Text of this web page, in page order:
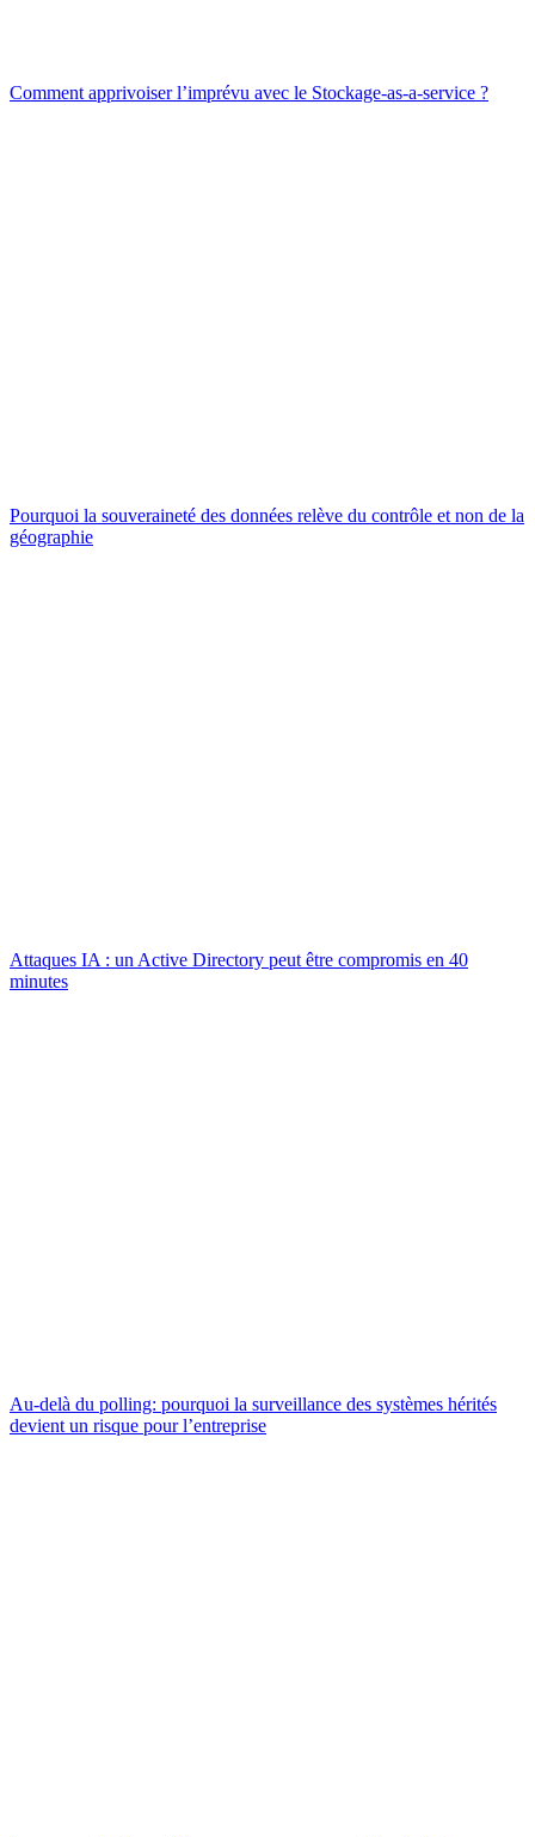
Comment apprivoiser l’imprévu avec le Stockage-as-a-service ?
Pourquoi la souveraineté des données relève du contrôle et non de la
géographie
Attaques IA : un Active Directory peut être compromis en 40
minutes
Au-delà du polling: pourquoi la surveillance des systèmes hérités
devient un risque pour l’entreprise